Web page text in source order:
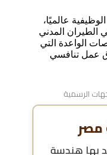
عالميًا،
الطيران المدني
الواعدة التي
عمل تنافسي
الرسمية
مصر
بها هندسة